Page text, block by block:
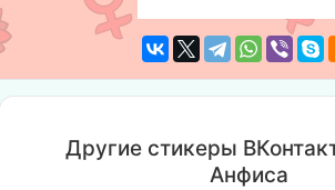
Другие стикеры
Анфиса